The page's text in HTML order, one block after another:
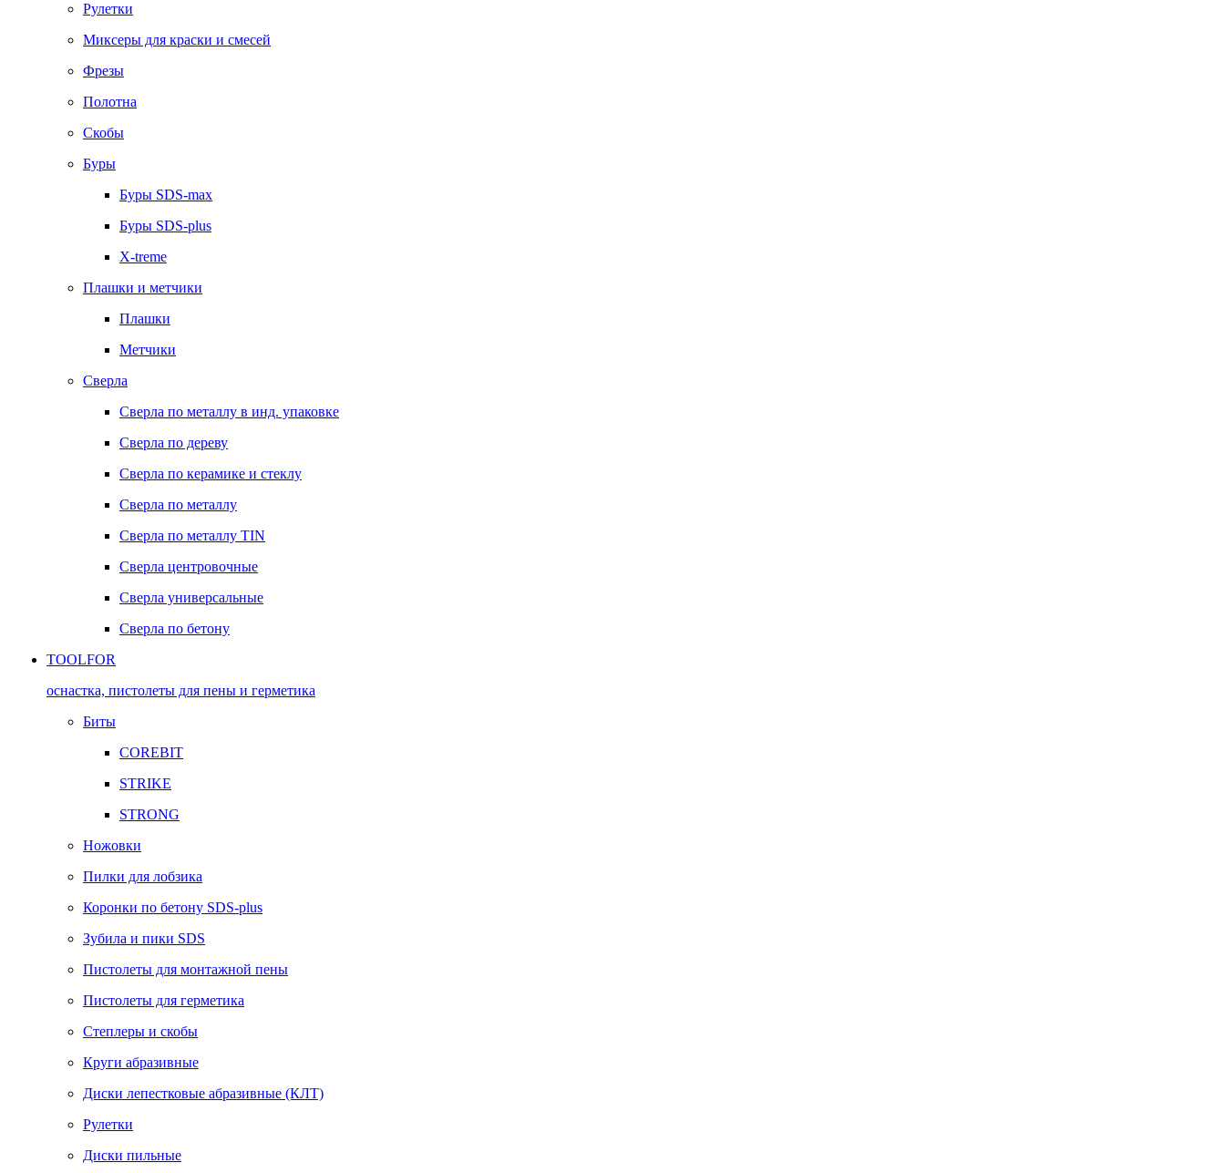
Рулетки
Миксеры для краски и смесей
Фрезы
Полотна
Скобы
Буры
Буры SDS-max
Буры SDS-plus
X-treme
Плашки и метчики
Плашки
Метчики
Сверла
Сверла по металлу в инд. упаковке
Сверла по дереву
Сверла по керамике и стеклу
Сверла по металлу
Сверла по металлу TIN
Сверла центровочные
Сверла универсальные
Сверла по бетону
TOOLFOR
оснастка, пистолеты для пены и герметика
Биты
COREBIT
STRIKE
STRONG
Ножовки
Пилки для лобзика
Коронки по бетону SDS-plus
Зубила и пики SDS
Пистолеты для монтажной пены
Пистолеты для герметика
Степлеры и скобы
Круги абразивные
Диски лепестковые абразивные (КЛТ)
Рулетки
Диски пильные